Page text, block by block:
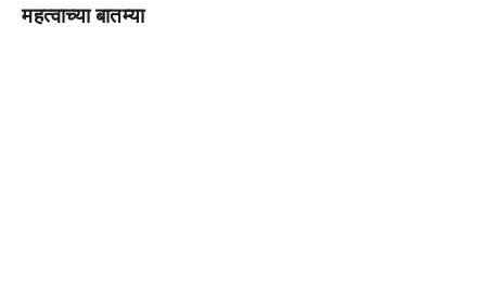
महत्वाच्या बातम्या